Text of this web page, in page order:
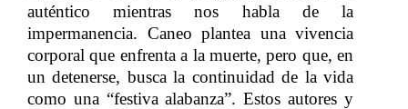
auténtico mientras nos habla de la
impermanencia. ​​ Caneo plantea una​​ vivencia
corporal que enfrenta a la muerte, pero que, en
un detenerse, busca la continuidad de la vida
como una “festiva alabanza”. Estos autores y